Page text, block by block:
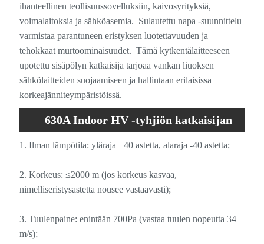
ihanteellinen teollisuussovelluksiin, kaivosyrityksiä,
voimalaitoksia ja sähköasemia. Sulautettu napa -suunnittelu
varmistaa parantuneen eristyksen luotettavuuden ja
tehokkaat murtoominaisuudet. Tämä kytkentälaitteeseen
upotettu sisäpölyn katkaisija tarjoaa vankan liuoksen
sähkölaitteiden suojaamiseen ja hallintaan erilaisissa
korkeajänniteympäristöissä.
630A Indoor HV -tyhjiön katkaisijan
käyttöympäristö
1. Ilman lämpötila: yläraja +40 astetta, alaraja -40 astetta;
2. Korkeus: ≤2000 m (jos korkeus kasvaa,
nimelliseristysastetta nousee vastaavasti);
3. Tuulenpaine: enintään 700Pa (vastaa tuulen nopeutta 34
m/s);